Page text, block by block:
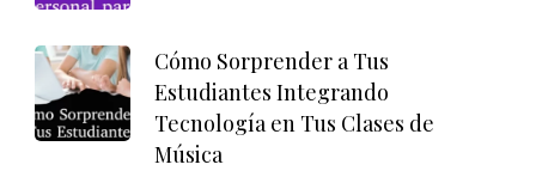
Cómo Sorprender a Tus
Estudiantes Integrando
Tecnología en Tus Clases de
Música